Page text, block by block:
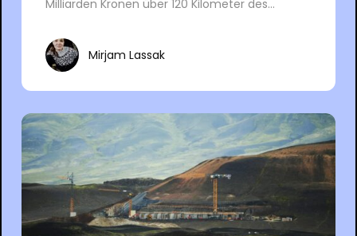
Milliarden Kronen über 120 Kilometer des...
Mirjam Lassak